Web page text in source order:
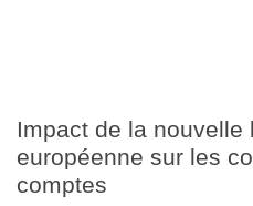
Impact de la nouvelle
européenne sur les
comptes